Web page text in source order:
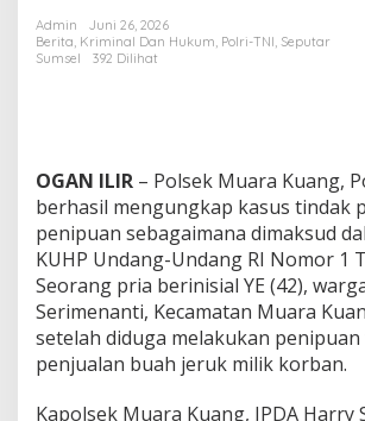
k
e
n
i
p
u
a
P
e
n
u
Admin
Juni 26, 2026
Berita, Kriminal Dan Hukum, Polri-TNI, Seputar
Sumsel
392 Dilihat
OGAN ILIR – Polsek Muara Kuang,
berhasil mengungkap kasus tindak
penipuan sebagaimana dimaksud
KUHP Undang-Undang RI Nomor 1
Seorang pria berinisial YE (42),
Serimenanti, Kecamatan Muara
setelah diduga melakukan
penjualan buah jeruk milik korban.
Kapolsek Muara Kuang, IPDA Harry